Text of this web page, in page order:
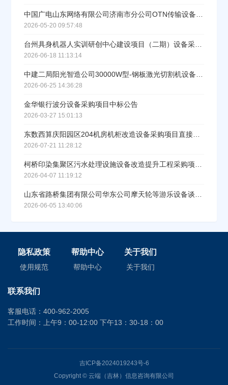
中国广电山东网络有限公司济南市分公司OTN传输设备采购项目成交结果公告
2026-05-20 09:57:48
台州具身机器人实训研创中心建设项目（二期）设备采购中标结果公告
2026-06-18 11:13:14
中建二局阳光智造公司30000W型-钢板激光切割机设备公开采购成交结果公示
2026-06-25 14:36:28
金华银行波分设备采购项目中标公告
2026-03-27 15:01:13
东数西算庆阳园区204机房机柜改造设备采购项目直接采购公示
2026-07-21 11:28:12
柯桥印染集聚区污水处理设施设备改造提升工程采购项目I标中标公告
2026-04-07 11:19:12
山东省路桥集团有限公司华东公司摩天轮等游乐设备谈判采购中标公示
2026-06-05 13:40:06
隐私政策
使用规范
帮助中心
帮助中心
关于我们
关于我们
联系我们
客服电话：400-962-2005
工作时间：上午9：00-12:00 下午13：30-18：00
吉ICP备2024019243号-6
Copyright © 云端（吉林）信息咨询有限公司